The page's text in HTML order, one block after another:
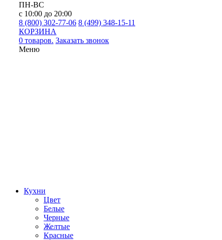
ПН-ВС
с 10:00 до 20:00
8 (800) 302-77-06 8 (499) 348-15-11
КОРЗИНА
0 товаров. Заказать звонок
Меню
Кухни
Цвет
Белые
Черные
Желтые
Красные